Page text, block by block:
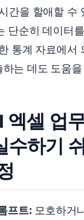
간을 할애할 수
단순히 데이터
통계 자료에서
하는 데도 도움
엑셀 업
수하기
프트: 모호하거